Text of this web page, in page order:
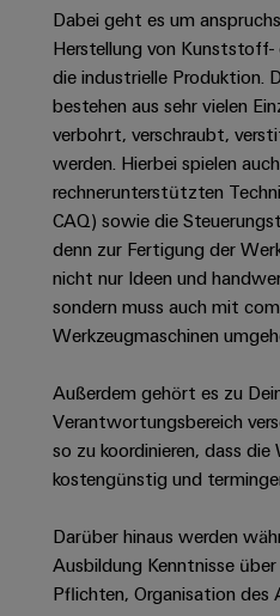
Gerätehersteller
Innovative
Verbindungslösungen
für
Geräte
Konventionelle
Energieerzeugung
Zukunftssicherheit
für
bewährte
Energieerzeugung
Lösungen
für
verschiedene
Segmente
der
und
Fabrikautomation
Öl
Solutions
Systeme
und
Lösungen
Dezentrale
Automatisierung
Energiemanagement-
Lösungen
IIoT
&
Automation
Software
Industrial
Analytics
Industrial
Messumformer
Stromversorgungen
Elektronikgehäuse
Blitz-
und
PV
Automatisierung
&
Steuerungen
Support
Technischer
Support
Umweltbezogene
Produktkonformität
Engineering
Daten
Technische
Reparatur
und
Ersatzteile
Trainings
und
Webinare
Presse
Pressekontakt
Unsere
Partner
and
Automation
Partner
Netzwerk
IIoT
and
Automation
Erfolgreiche
Karrierewege
Offene
Ausbildungs-
und
Studienplätze
Veranstaltungen
Termine
Workshops
für
Dabei geht es um
Herstellung von
die industrielle Produktion.
bestehen aus sehr vielen
verbohrt, verschraubt,
werden. Hierbei spielen
rechnerunterstützten
CAQ) sowie die
denn zur Fertigung der
nicht nur Ideen und
sondern muss auch mit
Werkzeugmaschinen
Außerdem gehört es zu
Verantwortungsbereich
so zu koordinieren, dass die
kostengünstig und
Darüber hinaus werden
Ausbildung Kenntnisse
Pflichten, Organisation des